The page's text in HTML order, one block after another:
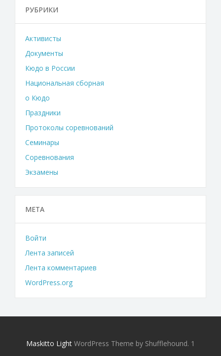
РУБРИКИ
Активисты
Документы
Кюдо в России
Национальная сборная
о Кюдо
Праздники
Протоколы соревнований
Семинары
Соревнования
Экзамены
МЕТА
Войти
Лента записей
Лента комментариев
WordPress.org
Maskitto Light WordPress Theme by Shufflehound. 1